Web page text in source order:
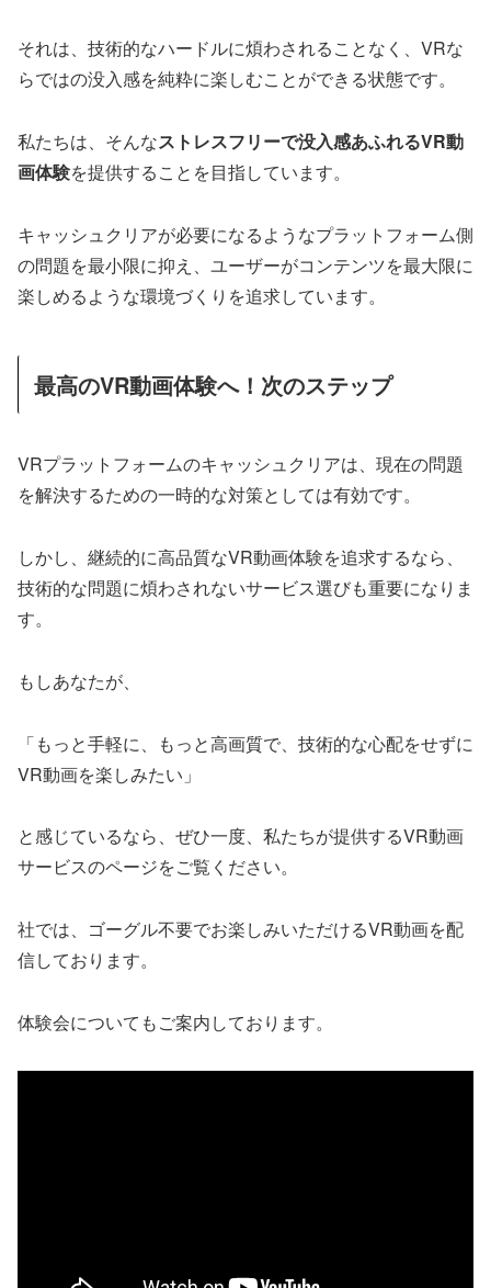
それは、技術的なハードルに煩わされることなく、VRな
らではの没入感を純粋に楽しむことができる状態です。
私たちは、そんなストレスフリーで没入感あふれるVR動
画体験を提供することを目指しています。
キャッシュクリアが必要になるようなプラットフォーム側
の問題を最小限に抑え、ユーザーがコンテンツを最大限に
楽しめるような環境づくりを追求しています。
最高のVR動画体験へ！次のステップ
VRプラットフォームのキャッシュクリアは、現在の問題
を解決するための一時的な対策としては有効です。
しかし、継続的に高品質なVR動画体験を追求するなら、
技術的な問題に煩わされないサービス選びも重要になりま
す。
もしあなたが、
「もっと手軽に、もっと高画質で、技術的な心配をせずに
VR動画を楽しみたい」
と感じているなら、ぜひ一度、私たちが提供するVR動画
サービスのページをご覧ください。
社では、ゴーグル不要でお楽しみいただけるVR動画を配
信しております。
体験会についてもご案内しております。